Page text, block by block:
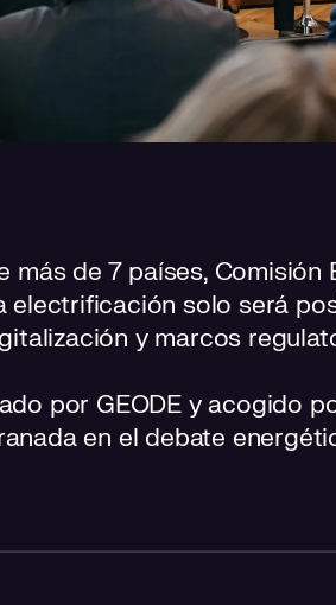
más de 7 países,
electrificación solo será
y marcos
por GEODE y acogido
en el debate